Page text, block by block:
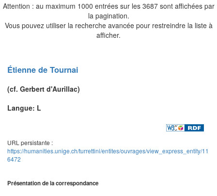
Attention : au maximum 1000 entrées sur les 3687 sont affichées par
la pagination.
Vous pouvez utiliser la recherche avancée pour restreindre la liste à
afficher.
Étienne de Tournai
(cf. Gerbert d'Aurillac)
Langue: L
URL persistante :
https://humanities.unige.ch/turrettini/entites/ouvrages/view_express_entity/11
6472
Présentation de la correspondance